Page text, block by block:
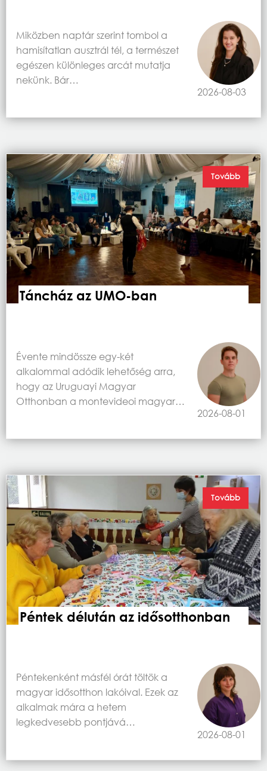
2026-08-03
Miközben naptár szerint tombol a
hamisítatlan ausztrál tél, a természet
egészen különleges arcát mutatja
nekünk. Bár…
Táncház az UMO-ban
2026-08-01
Évente mindössze egy-két
alkalommal adódik lehetőség arra,
hogy az Uruguayi Magyar
Otthonban a montevideoi magyar…
Tovább
Péntek délután az idősotthonban
2026-08-01
Péntekenként másfél órát töltök a
magyar idősotthon lakóival. Ezek az
alkalmak mára a hetem
legkedvesebb pontjává…
Tovább